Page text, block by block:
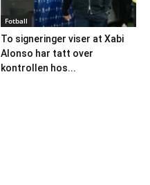
Fotball
To signeringer viser at Xabi
Alonso har tatt over
kontrollen hos...